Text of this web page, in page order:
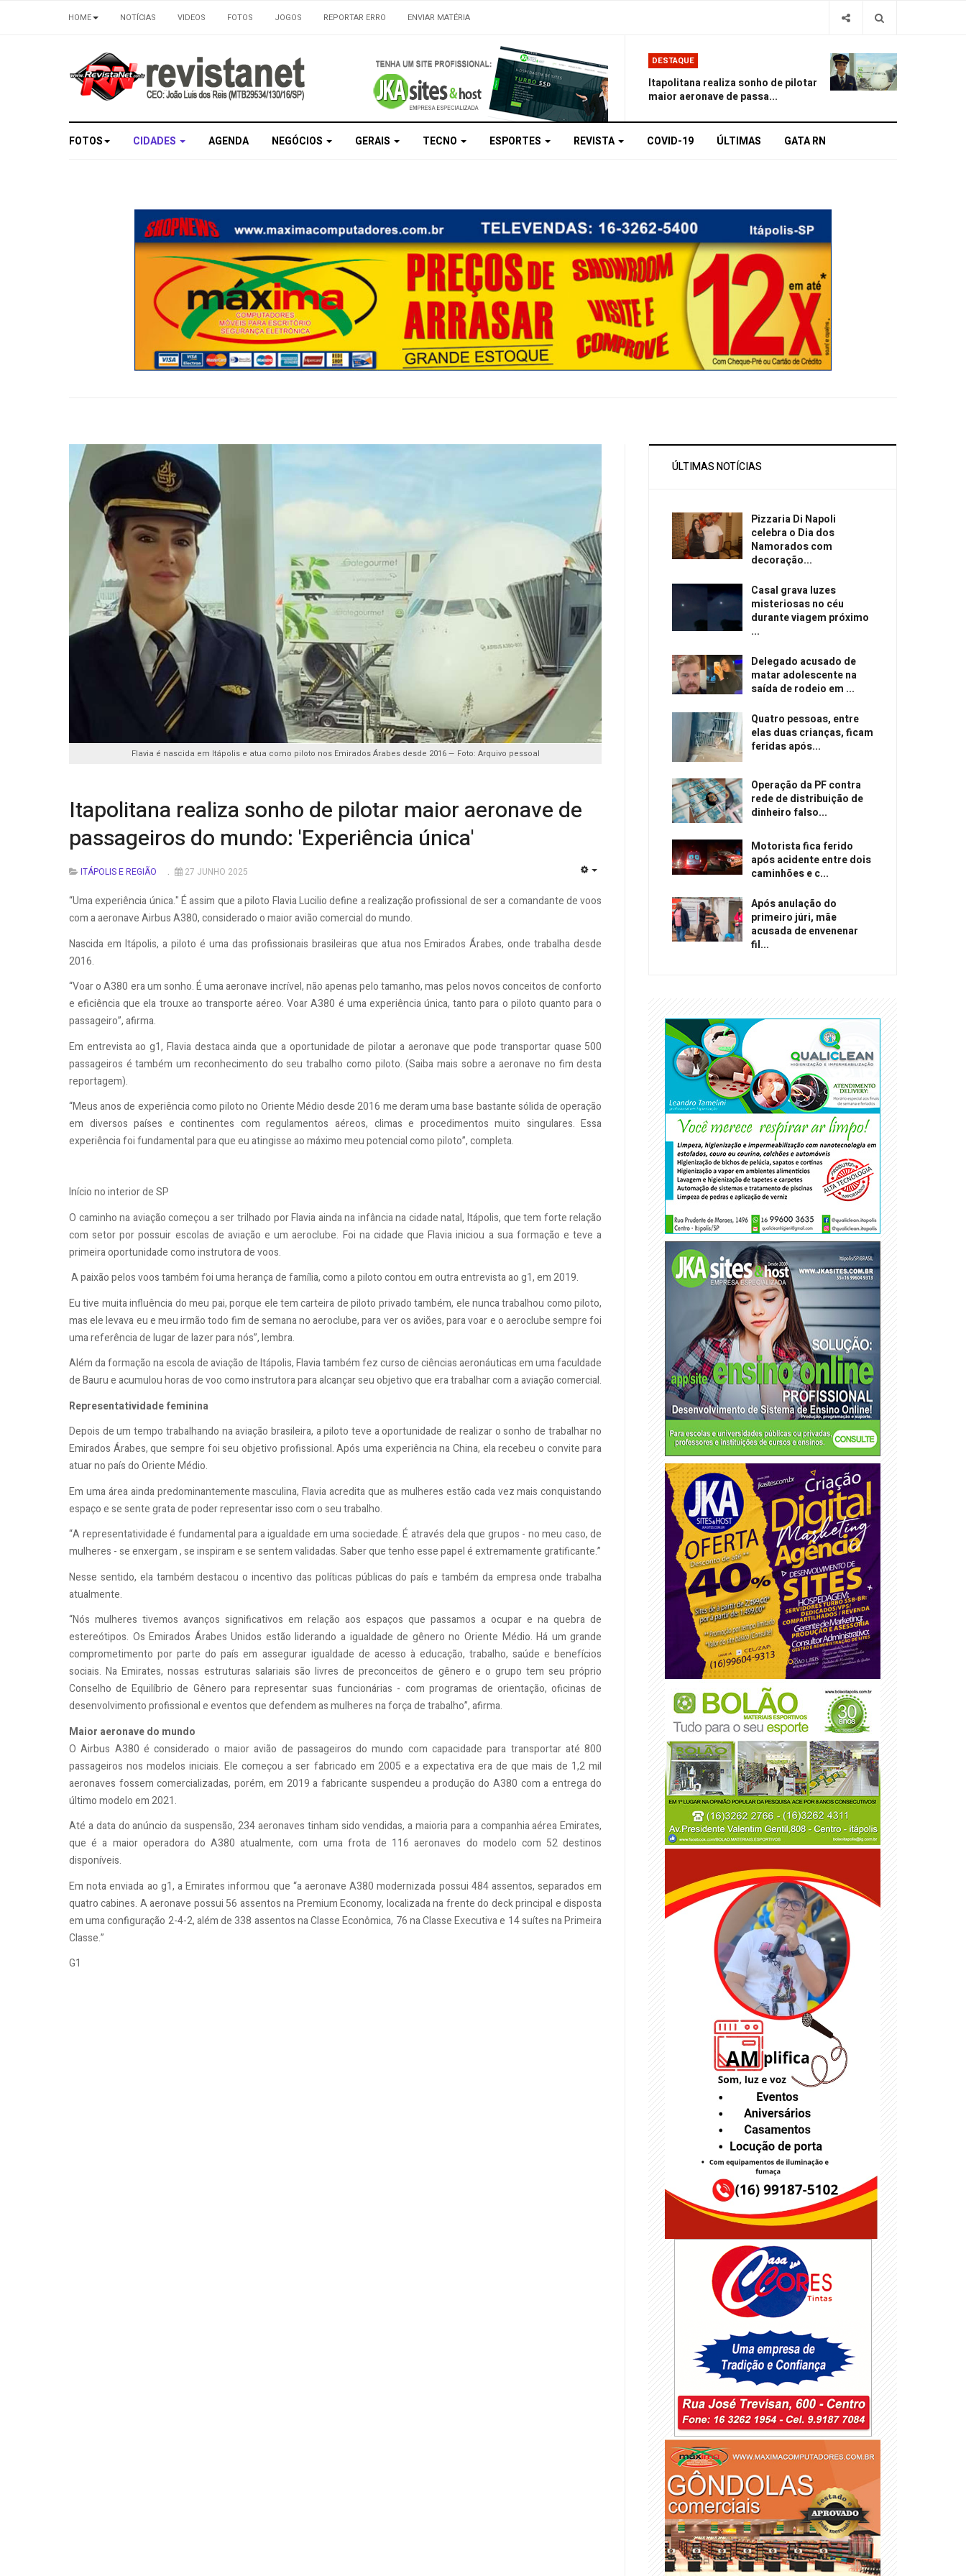
HOME NOTÍCIAS VIDEOS FOTOS JOGOS REPORTAR ERRO ENVIAR MATÉRIA
DESTAQUE
Itapolitana realiza sonho de pilotar
maior aeronave de passa...
FOTOS CIDADES AGENDA NEGÓCIOS GERAIS TECNO ESPORTES REVISTA COVID-19 ÚLTIMAS GATA RN
Flavia é nascida em Itápolis e atua como piloto nos Emirados Árabes desde 2016 — Foto: Arquivo pessoal
Itapolitana realiza sonho de pilotar maior aeronave de
passageiros do mundo: 'Experiência única'
ITÁPOLIS E REGIÃO 27 JUNHO 2025
“Uma experiência única." É assim que a piloto Flavia Lucilio define a realização profissional de ser a comandante de voos
com a aeronave Airbus A380, considerado o maior avião comercial do mundo.
Nascida em Itápolis, a piloto é uma das profissionais brasileiras que atua nos Emirados Árabes, onde trabalha desde
2016.
“Voar o A380 era um sonho. É uma aeronave incrível, não apenas pelo tamanho, mas pelos novos conceitos de conforto
e eficiência que ela trouxe ao transporte aéreo. Voar A380 é uma experiência única, tanto para o piloto quanto para o
passageiro”, afirma.
Em entrevista ao g1, Flavia destaca ainda que a oportunidade de pilotar a aeronave que pode transportar quase 500
passageiros é também um reconhecimento do seu trabalho como piloto. (Saiba mais sobre a aeronave no fim desta
reportagem).
“Meus anos de experiência como piloto no Oriente Médio desde 2016 me deram uma base bastante sólida de operação
em diversos países e continentes com regulamentos aéreos, climas e procedimentos muito singulares. Essa
experiência foi fundamental para que eu atingisse ao máximo meu potencial como piloto”, completa.
Início no interior de SP
O caminho na aviação começou a ser trilhado por Flavia ainda na infância na cidade natal, Itápolis, que tem forte relação
com setor por possuir escolas de aviação e um aeroclube. Foi na cidade que Flavia iniciou a sua formação e teve a
primeira oportunidade como instrutora de voos.
A paixão pelos voos também foi uma herança de família, como a piloto contou em outra entrevista ao g1, em 2019.
Eu tive muita influência do meu pai, porque ele tem carteira de piloto privado também, ele nunca trabalhou como piloto,
mas ele levava eu e meu irmão todo fim de semana no aeroclube, para ver os aviões, para voar e o aeroclube sempre foi
uma referência de lugar de lazer para nós”, lembra.
Além da formação na escola de aviação de Itápolis, Flavia também fez curso de ciências aeronáuticas em uma faculdade
de Bauru e acumulou horas de voo como instrutora para alcançar seu objetivo que era trabalhar com a aviação comercial.
Representatividade feminina
Depois de um tempo trabalhando na aviação brasileira, a piloto teve a oportunidade de realizar o sonho de trabalhar no
Emirados Árabes, que sempre foi seu objetivo profissional. Após uma experiência na China, ela recebeu o convite para
atuar no país do Oriente Médio.
Em uma área ainda predominantemente masculina, Flavia acredita que as mulheres estão cada vez mais conquistando
espaço e se sente grata de poder representar isso com o seu trabalho.
“A representatividade é fundamental para a igualdade em uma sociedade. É através dela que grupos - no meu caso, de
mulheres - se enxergam , se inspiram e se sentem validadas. Saber que tenho esse papel é extremamente gratificante.”
Nesse sentido, ela também destacou o incentivo das políticas públicas do país e também da empresa onde trabalha
atualmente.
“Nós mulheres tivemos avanços significativos em relação aos espaços que passamos a ocupar e na quebra de
estereótipos. Os Emirados Árabes Unidos estão liderando a igualdade de gênero no Oriente Médio. Há um grande
comprometimento por parte do país em assegurar igualdade de acesso à educação, trabalho, saúde e benefícios
sociais. Na Emirates, nossas estruturas salariais são livres de preconceitos de gênero e o grupo tem seu próprio
Conselho de Equilíbrio de Gênero para representar suas funcionárias - com programas de orientação, oficinas de
desenvolvimento profissional e eventos que defendem as mulheres na força de trabalho”, afirma.
Maior aeronave do mundo
O Airbus A380 é considerado o maior avião de passageiros do mundo com capacidade para transportar até 800
passageiros nos modelos iniciais. Ele começou a ser fabricado em 2005 e a expectativa era de que mais de 1,2 mil
aeronaves fossem comercializadas, porém, em 2019 a fabricante suspendeu a produção do A380 com a entrega do
último modelo em 2021.
Até a data do anúncio da suspensão, 234 aeronaves tinham sido vendidas, a maioria para a companhia aérea Emirates,
que é a maior operadora do A380 atualmente, com uma frota de 116 aeronaves do modelo com 52 destinos
disponíveis.
Em nota enviada ao g1, a Emirates informou que “a aeronave A380 modernizada possui 484 assentos, separados em
quatro cabines. A aeronave possui 56 assentos na Premium Economy, localizada na frente do deck principal e disposta
em uma configuração 2-4-2, além de 338 assentos na Classe Econômica, 76 na Classe Executiva e 14 suítes na Primeira
Classe.”
G1
ÚLTIMAS NOTÍCIAS
Pizzaria Di Napoli
celebra o Dia dos
Namorados com
decoração...
Casal grava luzes
misteriosas no céu
durante viagem próximo
...
Delegado acusado de
matar adolescente na
saída de rodeio em ...
Quatro pessoas, entre
elas duas crianças, ficam
feridas após...
Operação da PF contra
rede de distribuição de
dinheiro falso...
Motorista fica ferido
após acidente entre dois
caminhões e c...
Após anulação do
primeiro júri, mãe
acusada de envenenar
fil...